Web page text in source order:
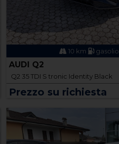
10 km gasolio
AUDI Q2
Q2 35 TDI S tronic Identity Black
Prezzo su richiesta